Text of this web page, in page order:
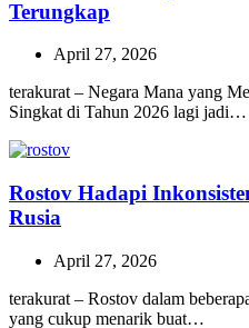
Terungkap
April 27, 2026
terakurat – Negara Mana yang
Singkat di Tahun 2026 lagi jadi…
Rostov Hadapi
Rusia
April 27, 2026
terakurat – Rostov dalam
yang cukup menarik buat…